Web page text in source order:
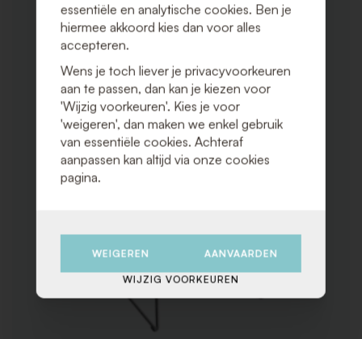
essentiële en analytische cookies. Ben je
hiermee akkoord kies dan voor alles
accepteren.
Wens je toch liever je privacyvoorkeuren
aan te passen, dan kan je kiezen voor
'Wijzig voorkeuren'. Kies je voor
'weigeren', dan maken we enkel gebruik
van essentiële cookies. Achteraf
aanpassen kan altijd via onze cookies
pagina.
WEIGEREN AANVAARDEN
WIJZIG VOORKEUREN